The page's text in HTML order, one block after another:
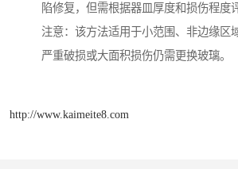
陷修复，但需根据器皿厚度和损伤程度
注意：该方法适用于小范围、非边缘区
严重破损或大面积损伤仍需更换玻璃。
http://www.kaimeite8.com